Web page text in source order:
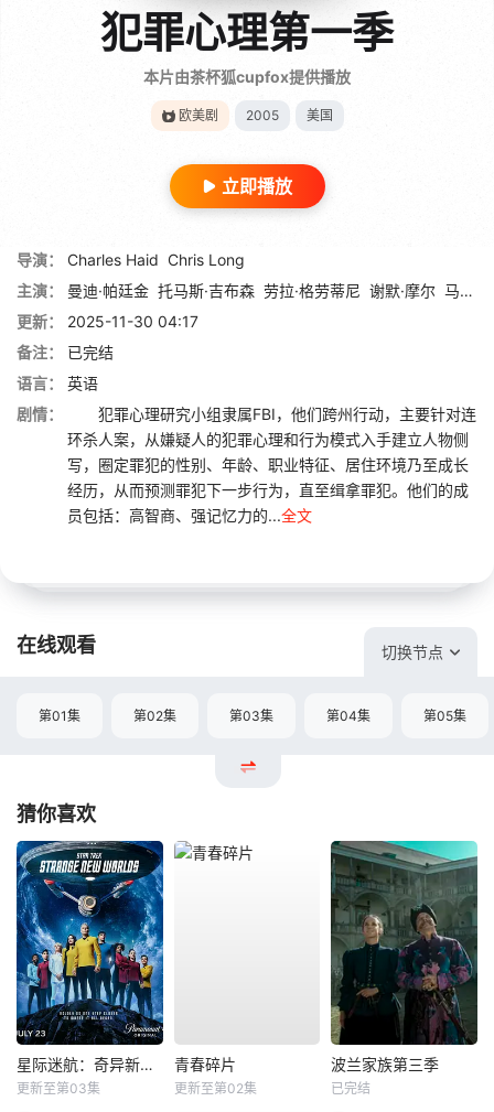
犯罪心理第一季
本片由茶杯狐cupfox提供播放
欧美剧 2005 美国
立即播放
导演： Charles Haid Chris Long
主演：
曼迪·帕廷金 托马斯·吉布森 劳拉·格劳蒂尼 谢默·摩尔 马修·格雷·古柏勒
更新：
2025-11-30 04:17
备注：
已完结
语言：
英语
剧情：
犯罪心理研究小组隶属FBI，他们跨州行动，主要针对连
环杀人案，从嫌疑人的犯罪心理和行为模式入手建立人物侧
写，圈定罪犯的性别、年龄、职业特征、居住环境乃至成长
经历，从而预测罪犯下一步行为，直至缉拿罪犯。他们的成
员包括：高智商、强记忆力的...全文
在线观看 切换节点
第01集 第02集 第03集 第04集 第05集
猜你喜欢
星际迷航：奇异新世界第四季
更新至第03集
青春碎片
更新至第02集
波兰家族第三季
已完结